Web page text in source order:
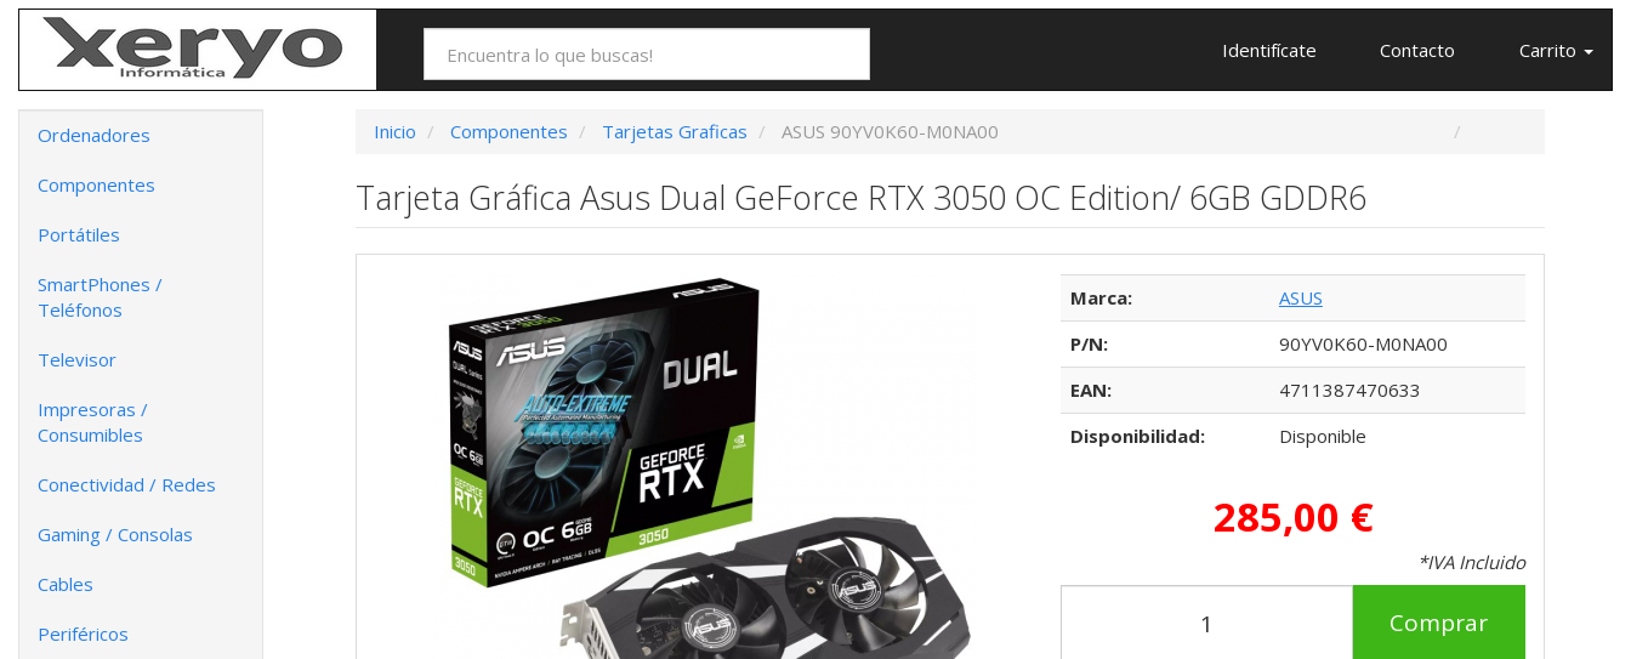
Identifícate Contacto Carrito
Ordenadores
Componentes
Portátiles
SmartPhones /
Teléfonos
Televisor
Impresoras /
Consumibles
Conectividad / Redes
Gaming / Consolas
Cables
Periféricos
Inicio Componentes Tarjetas Graficas ASUS 90YV0K60-M0NA00
Tarjeta Gráfica Asus Dual GeForce RTX 3050 OC Edition/ 6GB GDDR6
Marca:
ASUS
P/N:
90YV0K60-M0NA00
EAN:
4711387470633
Disponibilidad:
Disponible
285,00 €
*IVA Incluido
Comprar